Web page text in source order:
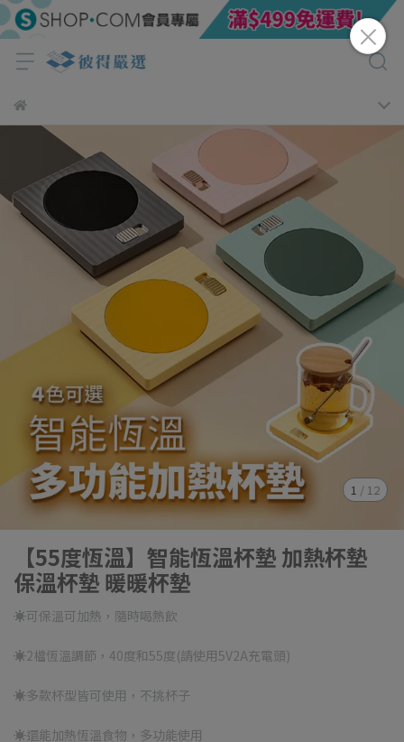
1 / 12
【55度恆溫】智能恆溫杯墊 加熱杯墊
保溫杯墊 暖暖杯墊
☀可保溫可加熱，隨時喝熱飲
☀2檔恆溫調節，40度和55度(請使用5V2A充電頭)
☀多款杯型皆可使用，不挑杯子
☀還能加熱恆溫食物，多功能使用